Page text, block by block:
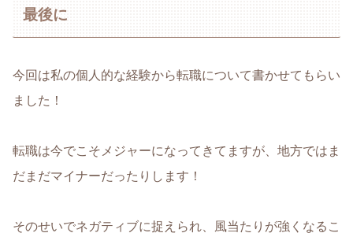
最後に
今回は私の個人的な経験から転職について書かせてもらい
ました！
転職は今でこそメジャーになってきてますが、地方ではま
だまだマイナーだったりします！
そのせいでネガティブに捉えられ、風当たりが強くなるこ